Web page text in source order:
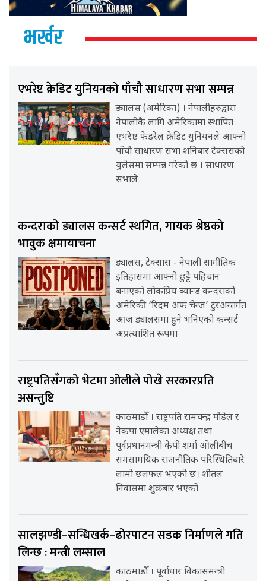
भर्खर
एभरेष्ट क्रेडिट युनियनको पाँचौ साधारण सभा सम्पन्न
ड्यालस (अमेरिका) । नेपालीहरुद्वारा
नेपालीकै लागि अमेरिकामा स्थापित
एभरेष्ट फेडरेल क्रेडिट युनियनले आफ्नो
पाँचौ साधारण सभा शनिबार टेक्ससको
युलेसमा सम्पन्न गरेको छ । साधारण
सभाले
कन्दराको ड्यालस कन्सर्ट स्थगित, गायक श्रेष्ठको
भावुक क्षमायाचना
ड्यालस, टेक्सास - नेपाली सांगीतिक
इतिहासमा आफ्नो छुट्टै पहिचान
बनाएको लोकप्रिय ब्यान्ड कन्दराको
अमेरिकी ‘रिदम अफ चेन्ज’ टुरअन्तर्गत
आज ड्यालसमा हुने भनिएको कन्सर्ट
अप्रत्याशित रूपमा
राष्ट्रपतिसँगको भेटमा ओलीले पोखे सरकारप्रति
असन्तुष्टि
काठमाडौँ । राष्ट्रपति रामचन्द्र पौडेल र
नेकपा एमालेका अध्यक्ष तथा
पूर्वप्रधानमन्त्री केपी शर्मा ओलीबीच
समसामयिक राजनीतिक परिस्थितिबारे
लामो छलफल भएको छ। शीतल
निवासमा शुक्रबार भएको
सालझण्डी–सन्धिखर्क–ढोरपाटन सडक निर्माणले गति
लिन्छ : मन्त्री लम्साल
काठमाडौँ । पूर्वाधार विकासमन्त्री